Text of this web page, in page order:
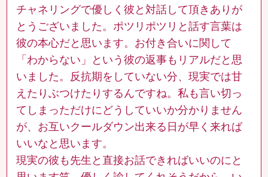
チャネリングで優しく彼と対話して頂きありが
とうございました。ポツリポツリと話す言葉は
彼の本心だと思います。お付き合いに関して
「わからない」という彼の返事もリアルだと思
いました。反抗期をしていない分、現実では甘
えたりぶつけたりするんですね。私も言い切っ
てしまっただけにどうしていいか分かりません
が、お互いクールダウン出来る日が早く来れば
いいなと思います。
現実の彼も先生と直接お話できればいいのにと